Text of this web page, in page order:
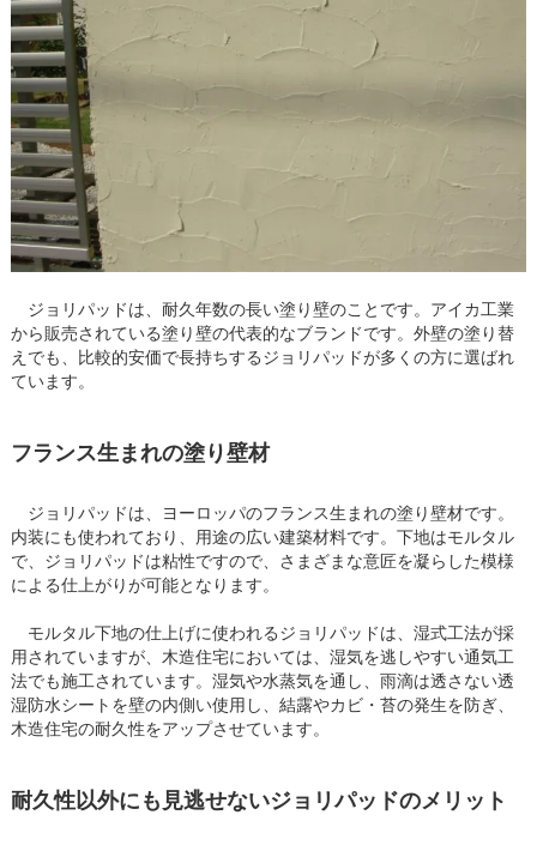
ジョリパッドは、耐久年数の長い塗り壁のことです。アイカ工業
から販売されている塗り壁の代表的なブランドです。外壁の塗り替
えでも、比較的安価で長持ちするジョリパッドが多くの方に選ばれ
ています。
フランス生まれの塗り壁材
ジョリパッドは、ヨーロッパのフランス生まれの塗り壁材です。
内装にも使われており、用途の広い建築材料です。下地はモルタル
で、ジョリパッドは粘性ですので、さまざまな意匠を凝らした模様
による仕上がりが可能となります。
モルタル下地の仕上げに使われるジョリパッドは、湿式工法が採
用されていますが、木造住宅においては、湿気を逃しやすい通気工
法でも施工されています。湿気や水蒸気を通し、雨滴は透さない透
湿防水シートを壁の内側い使用し、結露やカビ・苔の発生を防ぎ、
木造住宅の耐久性をアップさせています。
耐久性以外にも見逃せないジョリパッドのメリット